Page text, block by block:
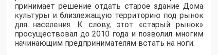
принимает решение отдать старое здание Дома
культуры и близлежащую территорию под рынок
для населения. К слову, этот «старый рынок»
просуществовал до 2010 года и позволил многим
начинающим предпринимателям встать на ноги.